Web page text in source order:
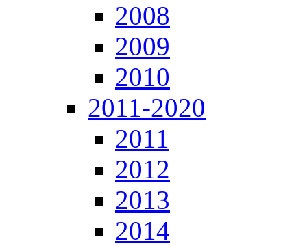
2008
2009
2010
2011-2020
2011
2012
2013
2014